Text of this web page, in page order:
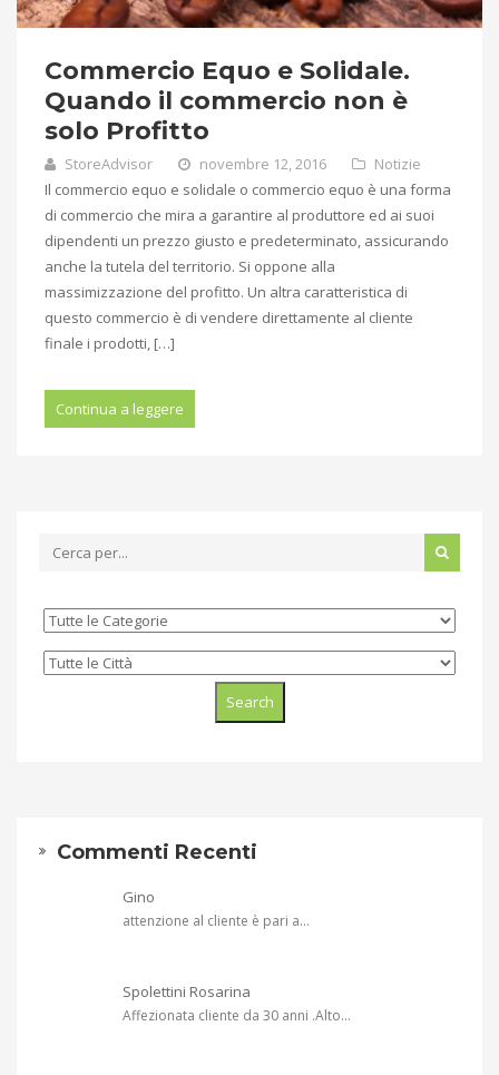
Commercio Equo e Solidale.
Quando il commercio non è
solo Profitto
StoreAdvisor novembre 12, 2016
Notizie
Il commercio equo e solidale o commercio equo è una forma
di commercio che mira a garantire al produttore ed ai suoi
dipendenti un prezzo giusto e predeterminato, assicurando
anche la tutela del territorio. Si oppone alla
massimizzazione del profitto. Un altra caratteristica di
questo commercio è di vendere direttamente al cliente
finale i prodotti, […]
Continua a leggere
Commenti Recenti
Gino
attenzione al cliente è pari a...
Spolettini Rosarina
Affezionata cliente da 30 anni .Alto...